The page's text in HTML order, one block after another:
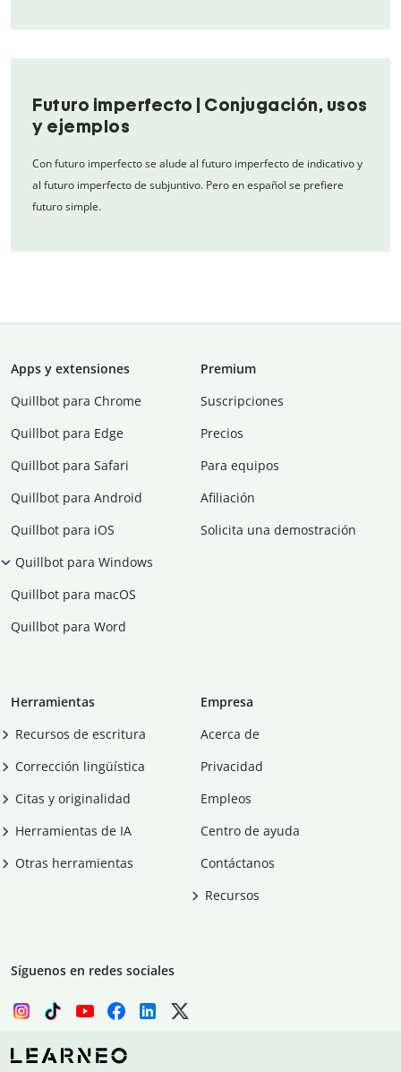
Futuro imperfecto | Conjugación, usos
y ejemplos
Con futuro imperfecto se alude al futuro imperfecto de indicativo y
al futuro imperfecto de subjuntivo. Pero en español se prefiere
futuro simple.
Apps y extensiones
Quillbot para Chrome
Quillbot para Edge
Quillbot para Safari
Quillbot para Android
Quillbot para iOS
Quillbot para Windows
Quillbot para macOS
Quillbot para Word
Premium
Suscripciones
Precios
Para equipos
Afiliación
Solicita una demostración
Herramientas
Recursos de escritura
Corrección lingüística
Citas y originalidad
Herramientas de IA
Otras herramientas
Empresa
Acerca de
Privacidad
Empleos
Centro de ayuda
Contáctanos
Recursos
Síguenos en redes sociales